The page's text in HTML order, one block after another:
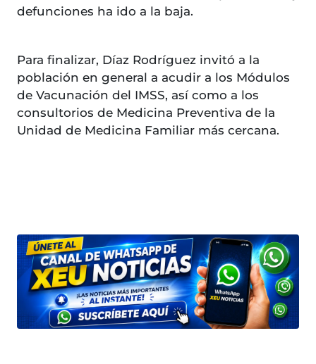
defunciones ha ido a la baja.
Para finalizar, Díaz Rodríguez invitó a la
población en general a acudir a los Módulos
de Vacunación del IMSS, así como a los
consultorios de Medicina Preventiva de la
Unidad de Medicina Familiar más cercana.